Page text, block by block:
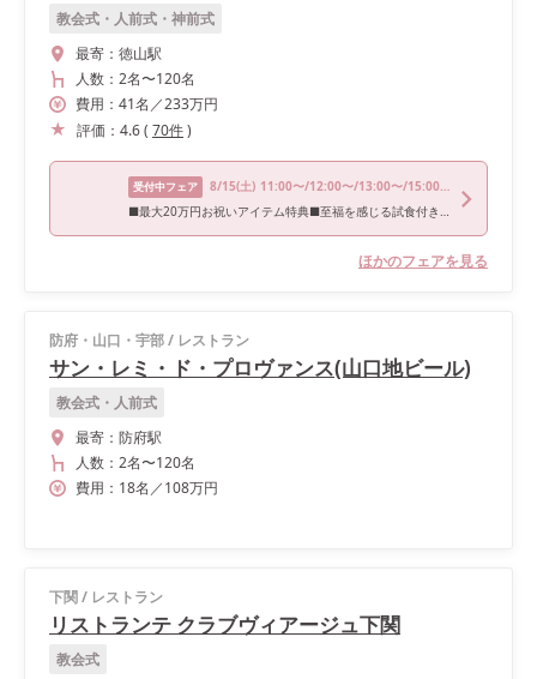
教会式・人前式・神前式
最寄： 徳山駅
人数： 2名〜120名
費用： 41名 ／233万円
評価： 4.6( 70件)
受付中フェア 8/15(土) 11:00〜/12:00〜/13:00〜/15:00〜/17:00〜
■最大20万円お祝いアイテム特典■至福を感じる試食付きフェア
ほかのフェアを見る
防府・山口・宇部/ レストラン
サン・レミ・ド・プロヴァンス(山口地ビール)
教会式・人前式
最寄： 防府駅
人数： 2名〜120名
費用： 18名 ／108万円
下関/ レストラン
リストランテ クラブヴィアージュ下関
教会式